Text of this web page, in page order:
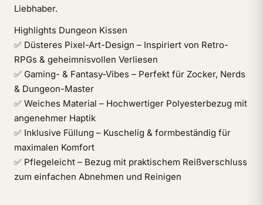
Liebhaber.
Highlights Dungeon Kissen
✅ Düsteres Pixel-Art-Design – Inspiriert von Retro-
RPGs & geheimnisvollen Verliesen
✅ Gaming- & Fantasy-Vibes – Perfekt für Zocker, Nerds
& Dungeon-Master
✅ Weiches Material – Hochwertiger Polyesterbezug mit
angenehmer Haptik
✅ Inklusive Füllung – Kuschelig & formbeständig für
maximalen Komfort
✅ Pflegeleicht – Bezug mit praktischem Reißverschluss
zum einfachen Abnehmen und Reinigen